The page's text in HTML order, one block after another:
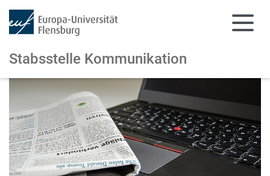
Zum Hauptinhalt springen
Zur Navigation springen
Stabsstelle Kommunikation